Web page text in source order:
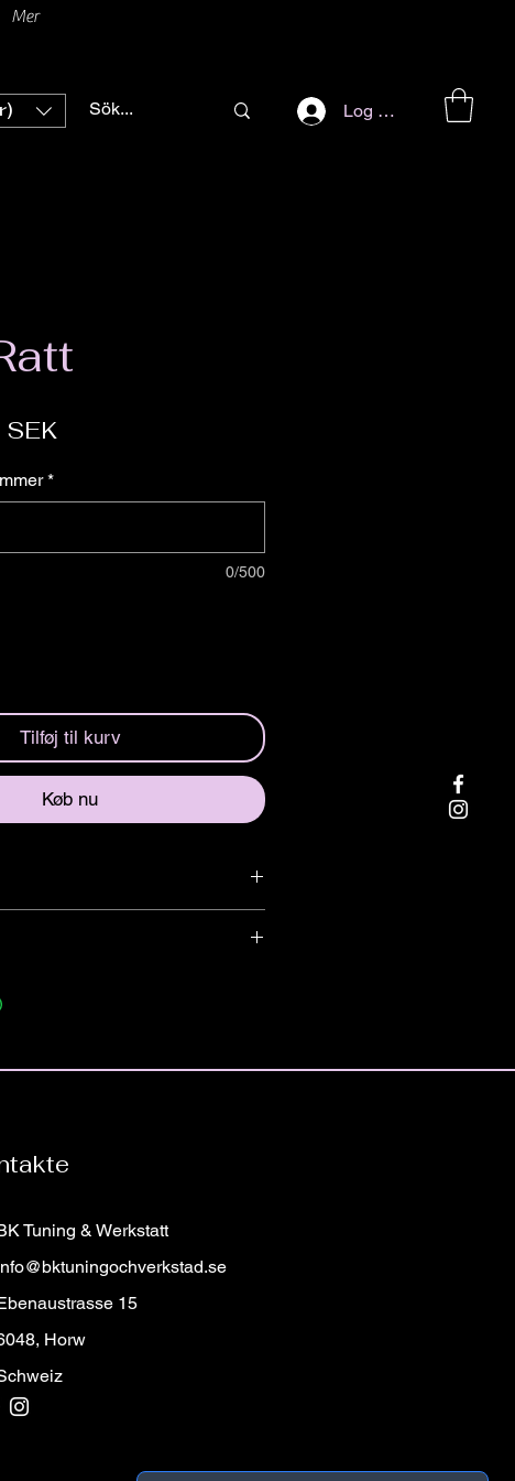
Mer
Log ind
*
0/500
Tilføj til kurv
Køb nu
för bilen du beställer din
en bild på vilken ratt du önskar
Tuning & Werkstatt
15
Horw